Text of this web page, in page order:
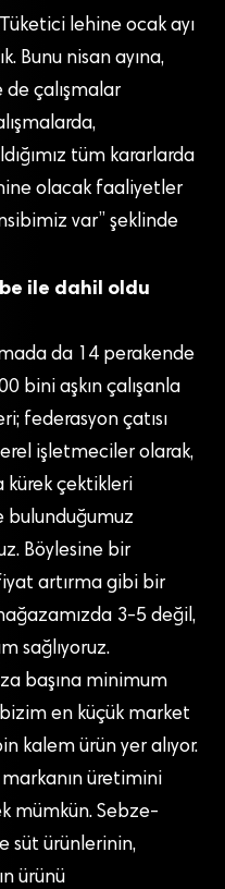
lehine ocak ayı
Bunu nisan ayına,
de çalışmalar
tüm kararlarda
olacak faaliyetler
var” şeklinde
ile dahil oldu
da 14 perakende
bini aşkın çalışanla
federasyon çatısı
işletmeciler olarak,
kürek çektikleri
bulunduğumuz
Böylesine bir
artırma gibi bir
3-5 değil,
sağlıyoruz.
başına minimum
en küçük market
kalem ürün yer alıyor.
üretimini
mümkün. Sebze-
süt ürünlerinin,
ürünü